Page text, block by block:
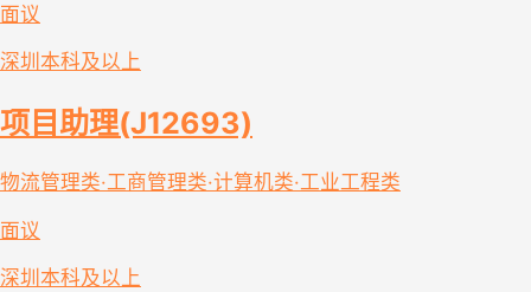
面议
深圳 本科及以上
项目助理(J12693)
物流管理类·工商管理类·计算机类·工业工程类
面议
深圳 本科及以上